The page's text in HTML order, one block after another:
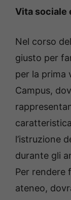
Vita sociale
Nel corso
giusto per
per la prima
Campus,
l’istruzione
durante gli
Per rendere
ateneo,